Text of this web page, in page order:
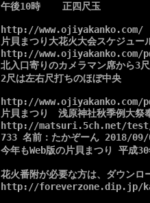
午後10時    正四尺玉
http://www.ojiyakanko.com/
片貝まつり大花火大会スケジュー
http://www.ojiyakanko.com/
北入口寄りのカメラマン席から3
2尺は左右尺打ちのほぼ中央
http://www.ojiyakanko.com/
片貝まつり　浅原神社秋季例大祭
http://matsuri.5ch.net/test/
733 名前：たかぞーん 2018/
今年もWeb版の片貝まつり 平成
花火番附が必要な方は、ダウンロ
http://foreverzone.dip.jp/